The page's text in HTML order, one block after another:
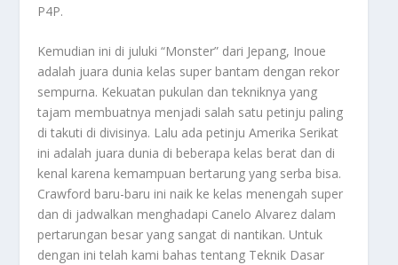
P4P. ​
Kemudian ini di juluki “Monster” dari Jepang, Inoue
adalah juara dunia kelas super bantam dengan rekor
sempurna. Kekuatan pukulan dan tekniknya yang
tajam membuatnya menjadi salah satu petinju paling
di takuti di divisinya. ​Lalu ada petinju Amerika Serikat
ini adalah juara dunia di beberapa kelas berat dan di
kenal karena kemampuan bertarung yang serba bisa.
Crawford baru-baru ini naik ke kelas menengah super
dan di jadwalkan menghadapi Canelo Alvarez dalam
pertarungan besar yang sangat di nantikan. ​Untuk
dengan ini telah kami bahas tentang Teknik Dasar